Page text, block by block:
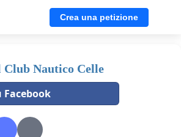
Crea una petizione
Nautico Celle
Facebook